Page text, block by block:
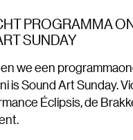
PROGRAMMA
SUNDAY
we een
is Sound Art Sunday.
Éclipsis, de